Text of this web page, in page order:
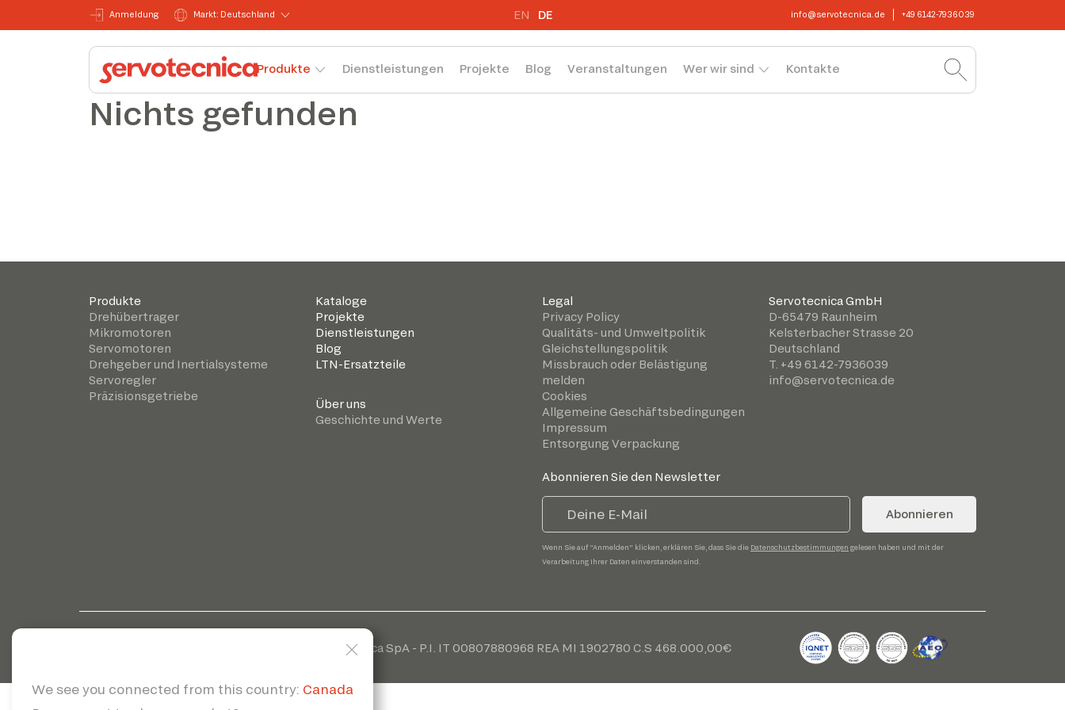
Anmeldung Markt: Deutschland EN DE info@servotecnica.de +49 6142-7936039
Produkte Dienstleistungen Projekte Blog Veranstaltungen Wer wir sind Kontakte
Nichts gefunden
Produkte
Drehübertrager
Mikromotoren
Servomotoren
Drehgeber und Inertialsysteme
Servoregler
Präzisionsgetriebe
Kataloge
Projekte
Dienstleistungen
Blog
LTN-Ersatzteile
Über uns
Geschichte und Werte
Legal
Privacy Policy
Qualitäts- und Umweltpolitik
Gleichstellungspolitik
Missbrauch oder Belästigung
melden
Cookies
Allgemeine Geschäftsbedingungen
Impressum
Entsorgung Verpackung
Servotecnica GmbH
D-65479 Raunheim
Kelsterbacher Strasse 20
Deutschland
T. +49 6142-7936039
info@servotecnica.de
Abonnieren Sie den Newsletter
Abonnieren
Wenn Sie auf "Anmelden" klicken, erklären Sie, dass Sie die Datenschutzbestimmungen gelesen haben und mit der
Verarbeitung Ihrer Daten einverstanden sind.
© 2026 | Servotecnica SpA - P.I. IT 00807880968 REA MI 1902780 C.S 468.000,00€